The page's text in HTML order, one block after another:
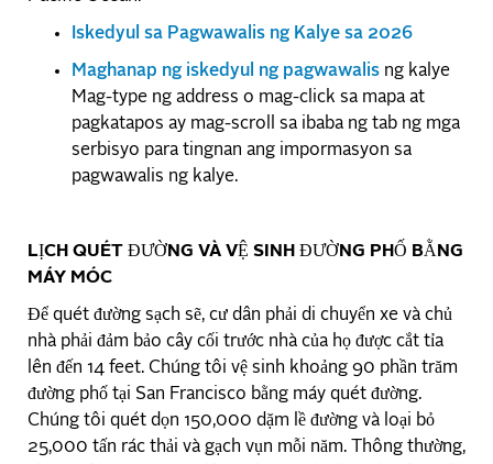
Iskedyul sa Pagwawalis ng Kalye sa 2026
Maghanap ng iskedyul ng pagwawalis ng kalye
Mag-type ng address o mag-click sa mapa at
pagkatapos ay mag-scroll sa ibaba ng tab ng mga
serbisyo para tingnan ang impormasyon sa
pagwawalis ng kalye.
LỊCH QUÉT ĐƯỜNG VÀ VỆ SINH ĐƯỜNG PHỐ BẰNG
MÁY MÓC
Để quét đường sạch sẽ, cư dân phải di chuyển xe và chủ
nhà phải đảm bảo cây cối trước nhà của họ được cắt tỉa
lên đến 14 feet. Chúng tôi vệ sinh khoảng 90 phần trăm
đường phố tại San Francisco bằng máy quét đường.
Chúng tôi quét dọn 150,000 dặm lề đường và loại bỏ
25,000 tấn rác thải và gạch vụn mỗi năm. Thông thường,